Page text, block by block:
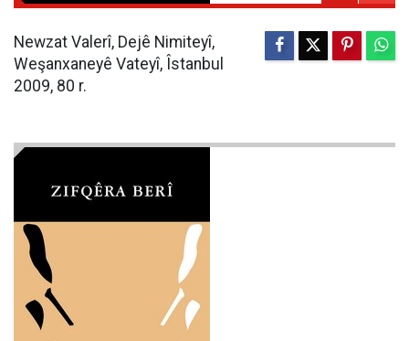
Newzat Valerî, Dejê Nimiteyî,
Weşanxaneyê Vateyî, Îstanbul
2009, 80 r.